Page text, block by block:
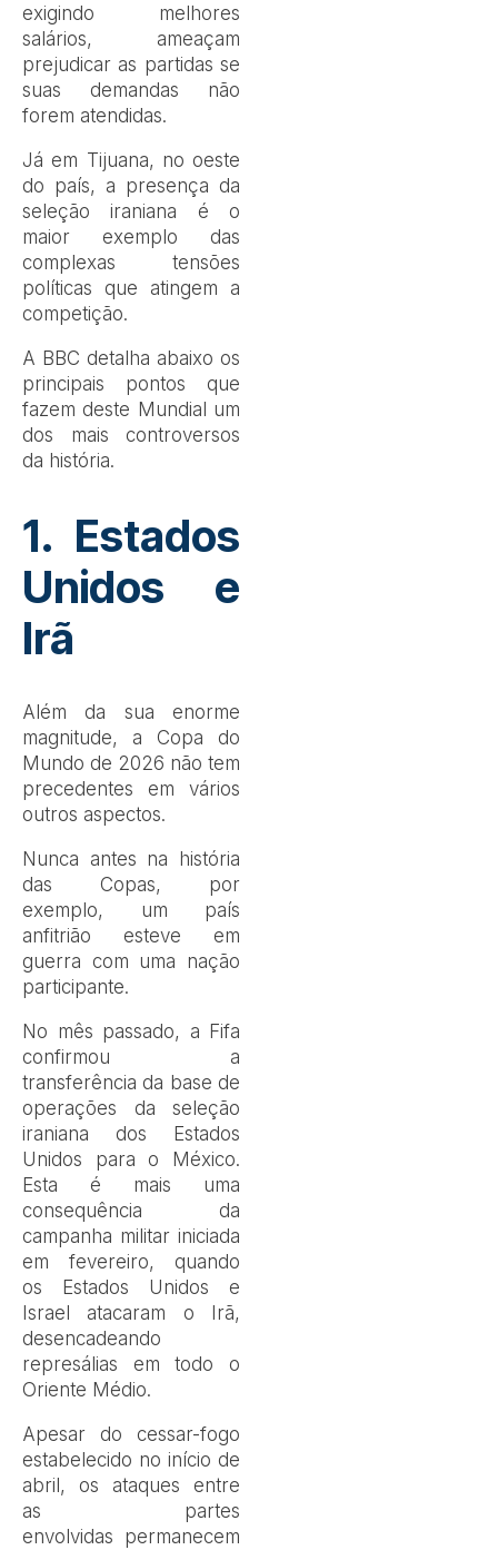
exigindo melhores
salários, ameaçam
prejudicar as partidas se
suas demandas não
forem atendidas.
Já em Tijuana, no oeste
do país, a presença da
seleção iraniana é o
maior exemplo das
complexas tensões
políticas que atingem a
competição.
A BBC detalha abaixo os
principais pontos que
fazem deste Mundial um
dos mais controversos
da história.
1. Estados
Unidos e
Irã
Além da sua enorme
magnitude, a Copa do
Mundo de 2026 não tem
precedentes em vários
outros aspectos.
Nunca antes na história
das Copas, por
exemplo, um país
anfitrião esteve em
guerra com uma nação
participante.
No mês passado, a Fifa
confirmou a
transferência da base de
operações da seleção
iraniana dos Estados
Unidos para o México.
Esta é mais uma
consequência da
campanha militar iniciada
em fevereiro, quando
os Estados Unidos e
Israel atacaram o Irã,
desencadeando
represálias em todo o
Oriente Médio.
Apesar do cessar-fogo
estabelecido no início de
abril, os ataques entre
as partes
envolvidas permanecem